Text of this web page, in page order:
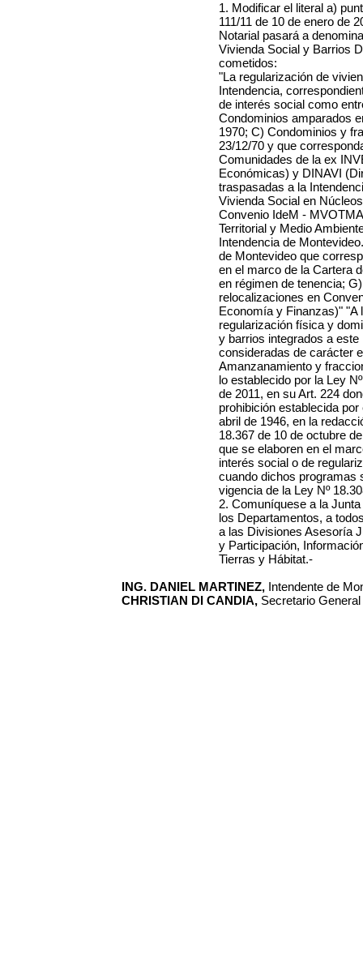
1. Modificar el literal a)
111/11 de 10 de enero de
Notarial pasará a
Vivienda Social y Barrios
cometidos:
"La regularización de
Intendencia,
de interés social como
Condominios amparados
1970; C) Condominios y
23/12/70 y que
Comunidades de la ex
Económicas) y DINAVI
traspasadas a la
Vivienda Social en
Convenio IdeM -
Territorial y Medio
Intendencia de
de Montevideo que
en el marco de la Cartera
en régimen de tenencia;
relocalizaciones en
Economía y Finanzas)" "A
regularización física y
y barrios integrados a
consideradas de carácter
Amanzanamiento y
lo establecido por la Ley
de 2011, en su Art. 224
prohibición establecida
abril de 1946, en la
18.367 de 10 de octubre
que se elaboren en el
interés social o de
cuando dichos programas
vigencia de la Ley Nº
2. Comuníquese a la
los Departamentos, a
a las Divisiones Asesoría
y Participación,
Tierras y Hábitat.-
ING. DANIEL MARTINEZ, Intendente de
CHRISTIAN DI CANDIA, Secretario